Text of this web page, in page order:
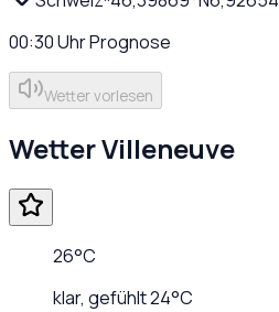
00:30UhrPrognose
Wetter vorlesen
WetterVilleneuve
26°C
klar, gefühlt24°C